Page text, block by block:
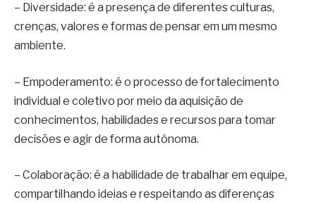
– Diversidade: é a presença de diferentes culturas,
crenças, valores e formas de pensar em um mesmo
ambiente.
– Empoderamento: é o processo de fortalecimento
individual e coletivo por meio da aquisição de
conhecimentos, habilidades e recursos para tomar
decisões e agir de forma autônoma.
– Colaboração: é a habilidade de trabalhar em equipe,
compartilhando ideias e respeitando as diferenças